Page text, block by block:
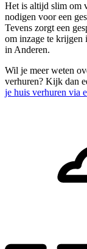
Het is altijd slim om
nodigen voor een
Tevens zorgt een
om inzage te
in Anderen.
Wil je meer weten
verhuren? Kijk dan
je huis verhuren via